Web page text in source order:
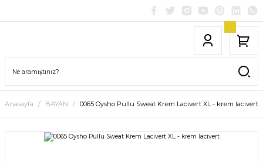
Anasayfa BAYAN 0065 Oysho Pullu Sweat Krem Lacivert XL - krem lacivert